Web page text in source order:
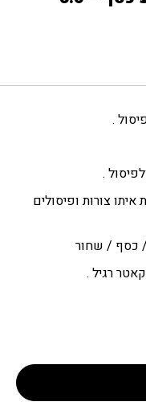
.
.
צורות ופיסולים
רגיל .